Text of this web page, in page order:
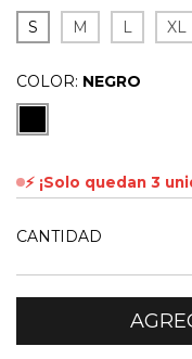
S
M L XL
COLOR: NEGRO
⚡ ¡Solo quedan 3
CANTIDAD